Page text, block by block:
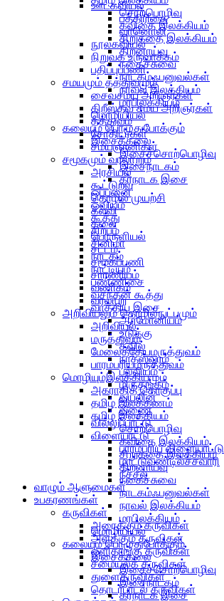
சொற்பொழிவு
கவிதை இலக்கியம்
சிறுகதை இலக்கியம்
திறனாய்வு
நகைச்சுவை
நாடகம்ஃபனுவல்கள்
நாவல் இலக்கியம்
மரபிலக்கியம்
மொழியியல்
கலையும் பொழுதுபோக்கும்
இசைக்கலை
இசைச்சொற்பொழிவு
இசைநாடகம்
கர்நாடக இசை
ஒப்பனை
ஓவியம்
கூத்து
சிற்பம்
சினிமா
நாடகம்
நாட்டியம்
பண்ணிசை
வசந்தன் கூத்து
வாத்திய இசை
ஆர்மோனியம்
உடுக்கு
தவில்
நாதஸ்வரம்
பல்லியம்
மிருதங்கம்
வயலின்
வீணை
வில்லுப்பாட்டு
விளையாட்டு
பாரம்பரிய விளையாட்டு
மாட்டுவண்டில்ச்சவாரி
நீச்சல்
வாழும் ஆளுமைகள்
உபகரணங்கள்
கருவிகள்
அரைக்கும் கருவிகள்
அளக்கும் கருவிகள்
ஒளிதாங்கு கருவிகள்
சமையல்க் கருவிகள்
துளைகருவிகள்
தொடர்பாடல் கருவிகள்
ஊடகவியல்
பத்திரிகை
வானொலி
நூலகவியல்
நிறுவக உருவாக்கம்
பதிப்புப்பணி
சமயமும் தத்துவமும்
சைவசமய அறிஞர்கள்
கிறீஸ்தவ சமய அறிஞர்கள்
தத்துவம்
சோதிடர்கள்
சமயஞானிகள்
சமூகமும் வரலாறும்
அரசியல்
கூட்டுறவு
தொழில் முயற்சி
கல்வி
கலை
பொருளியல்
சட்டம்
சமூகப்பணி
சாரணியம்
வணிகம்
வரலாறு
அறிவியலும் தொழில்நுட்பமும்
அறிவியல்
மருத்துவம்
மேலைத்தேயமருத்துவம்
பாரம்பரியமருத்துவம்
மொழியும்இலக்கியமும்
அகராதித் தொகுப்பு
தமிழ் இலக்கணம்
தமிழ் இலக்கியம்
சொற்பொழிவு
கவிதை இலக்கியம்
சிறுகதை இலக்கியம்
திறனாய்வு
நகைச்சுவை
நாடகம்ஃபனுவல்கள்
நாவல் இலக்கியம்
மரபிலக்கியம்
மொழியியல்
கலையும் பொழுதுபோக்கும்
இசைக்கலை
இசைச்சொற்பொழிவு
இசைநாடகம்
கர்நாடக இசை